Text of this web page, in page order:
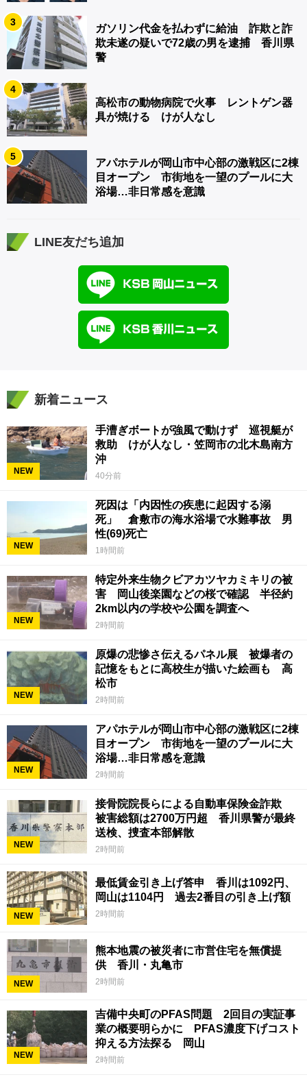
3
ガソリン代金を払わずに給油 詐欺と詐
欺未遂の疑いで72歳の男を逮捕 香川県
警
4
高松市の動物病院で火事 レントゲン器
具が焼ける けが人なし
5
アパホテルが岡山市中心部の激戦区に2棟
目オープン 市街地を一望のプールに大
浴場…非日常感を意識
LINE友だち追加
新着ニュース
NEW
手漕ぎボートが強風で動けず 巡視艇が
救助 けが人なし・笠岡市の北木島南方
沖
40分前
NEW
死因は「内因性の疾患に起因する溺
死」 倉敷市の海水浴場で水難事故 男
性(69)死亡
1時間前
NEW
特定外来生物クビアカツヤカミキリの被
害 岡山後楽園などの桜で確認 半径約
2km以内の学校や公園を調査へ
2時間前
NEW
原爆の悲惨さ伝えるパネル展 被爆者の
記憶をもとに高校生が描いた絵画も 高
松市
2時間前
NEW
アパホテルが岡山市中心部の激戦区に2棟
目オープン 市街地を一望のプールに大
浴場…非日常感を意識
2時間前
NEW
接骨院院長らによる自動車保険金詐欺
被害総額は2700万円超 香川県警が最終
送検、捜査本部解散
2時間前
NEW
最低賃金引き上げ答申 香川は1092円、
岡山は1104円 過去2番目の引き上げ額
2時間前
NEW
熊本地震の被災者に市営住宅を無償提
供 香川・丸亀市
2時間前
NEW
吉備中央町のPFAS問題 2回目の実証事
業の概要明らかに PFAS濃度下げコスト
抑える方法探る 岡山
2時間前